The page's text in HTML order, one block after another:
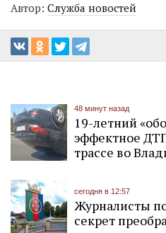
Автор: Служба новостей
48 минут назад
19-летний
эффектное
трассе во
сегодня в 12:57
Журналисты
секрет